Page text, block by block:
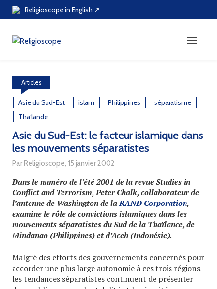
Skip
Religioscope in English ↗
Articles
Asie du Sud-Est islam Philippines
séparatisme
Thaïlande
Asie du Sud-Est: le facteur islamique dans
les mouvements séparatistes
Par Religioscope, 15 janvier 2002
Dans le numéro de l’été 2001 de la revue Studies in
Conflict and Terrorism, Peter Chalk, collaborateur de
l’antenne de Washington de laRAND Corporation,
examine le rôle de convictions islamiques dans les
mouvements séparatistes du Sud de la Thaïlance, de
Mindanao (Philippines) et d’Aceh (Indonésie).
Malgré des efforts des gouvernements concernés pour
accorder une plus large autonomie à ces trois régions,
les tendances séparatistes continuent de présenter